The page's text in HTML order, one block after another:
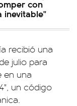
con
inevitable"
recibió una
julio para
en una
un código